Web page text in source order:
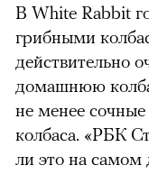
В White Rabbit
грибными
действительно
домашнюю
не менее
колбаса. «РБК
ли это на самом